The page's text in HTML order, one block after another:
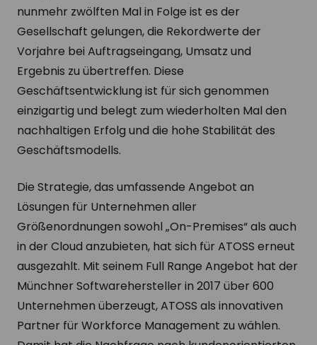
nunmehr zwölften Mal in Folge ist es der
Gesellschaft gelungen, die Rekordwerte der
Vorjahre bei Auftragseingang, Umsatz und
Ergebnis zu übertreffen. Diese
Geschäftsentwicklung ist für sich genommen
einzigartig und belegt zum wiederholten Mal den
nachhaltigen Erfolg und die hohe Stabilität des
Geschäftsmodells.
Die Strategie, das umfassende Angebot an
Lösungen für Unternehmen aller
Größenordnungen sowohl „On-Premises“ als auch
in der Cloud anzubieten, hat sich für ATOSS erneut
ausgezahlt. Mit seinem Full Range Angebot hat der
Münchner Softwarehersteller in 2017 über 600
Unternehmen überzeugt, ATOSS als innovativen
Partner für Workforce Management zu wählen.